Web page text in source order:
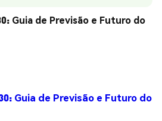
Guia de Previsão e Futuro do
Guia de Previsão e Futuro do